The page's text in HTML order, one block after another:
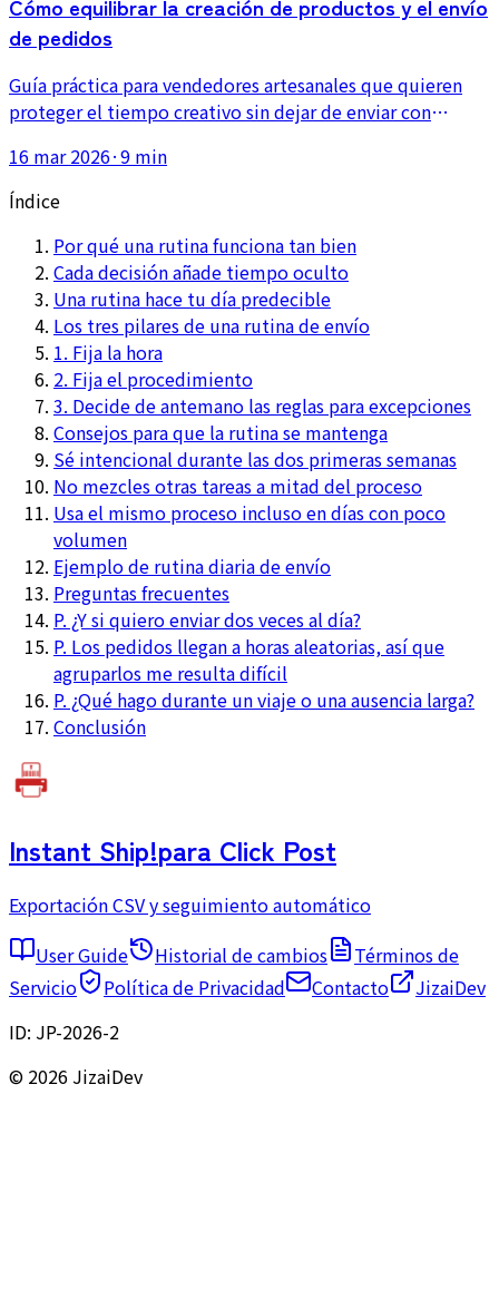
de pedidos
Guía práctica para vendedores artesanales que quieren
proteger el tiempo creativo sin dejar de enviar con
del espacio de trabajo.
16 mar 2026·9 min
Índice
Por qué una rutina funciona tan bien
Cada decisión añade tiempo oculto
Una rutina hace tu día predecible
Los tres pilares de una rutina de envío
1. Fija la hora
2. Fija el procedimiento
3. Decide de antemano las reglas para excepciones
Consejos para que la rutina se mantenga
Sé intencional durante las dos primeras semanas
No mezcles otras tareas a mitad del proceso
Usa el mismo proceso incluso en días con poco
volumen
Ejemplo de rutina diaria de envío
Preguntas frecuentes
P. ¿Y si quiero enviar dos veces al día?
P. Los pedidos llegan a horas aleatorias, así que
agruparlos me resulta difícil
P. ¿Qué hago durante un viaje o una ausencia larga?
Conclusión
Instant Ship!para Click Post
Exportación CSV y seguimiento automático
User Guide
Historial de cambios
Términos de
Servicio
Política de Privacidad Contacto
JizaiDev
ID: JP-2026-2
© 2026 JizaiDev